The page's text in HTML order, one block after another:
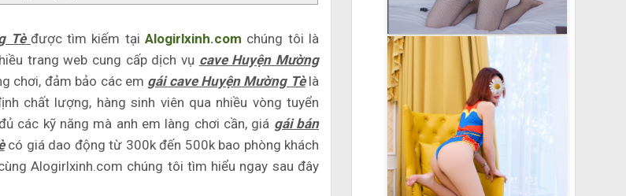
Tè được tìm kiếm tạiAlogirlxinh.com chúng tôi là
trang web cung cấp dịch vụ cave Huyện Mường
chơi, đảm bảo các em gái cave Huyện Mường Tèlà
chất lượng, hàng sinh viên qua nhiều vòng tuyển
các kỹ năng mà anh em làng chơi cần, giá gái bán
có giá dao động từ 300k đến 500k bao phòng khách
Alogirlxinh.com chúng tôi tìm hiểu ngay sau đây